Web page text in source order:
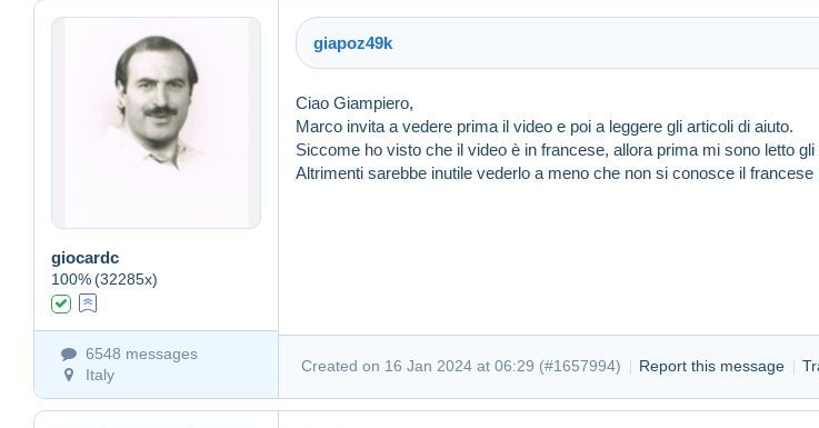
giocardc
100%(32285x)
6548 messages
Italy
giapoz49k
Ciao Giampiero,
Marco invita a vedere prima il video e poi a leggere gli articoli di aiuto.
Siccome ho visto che il video è in francese, allora prima mi sono letto
Altrimenti sarebbe inutile vederlo a meno che non si conosce il francese
Created on 16 Jan 2024 at 06:29 (#1657994) Report this message